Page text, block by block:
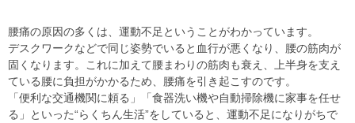
腰痛の原因の多くは、運動不足ということがわかっています。
デスクワークなどで同じ姿勢でいると血行が悪くなり、腰の筋肉が
固くなります。これに加えて腰まわりの筋肉も衰え、上半身を支え
ている腰に負担がかかるため、腰痛を引き起こすのです。
「便利な交通機関に頼る」「食器洗い機や自動掃除機に家事を任せ
る」といった“らくちん生活”をしていると、運動不足になりがちで